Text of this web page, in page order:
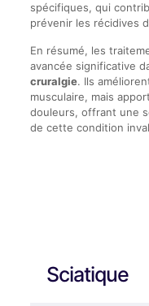
spécifiques, qui
prévenir les récidives
En résumé, les
avancée significative
cruralgie. Ils
musculaire, mais
douleurs, offrant une
de cette condition
Sciatique